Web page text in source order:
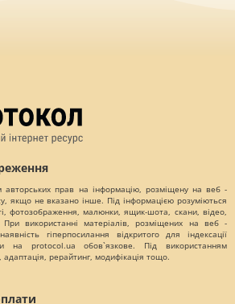
авторських прав на інформацію, розміщену на веб -
якщо не вказано інше. Під інформацією розуміються
фотозображення, малюнки, ящик-шота, скани, відео,
При використанні матеріалів, розміщених на веб -
гіперпосилання відкритого для індексації
на protocol.ua обов`язкове. Під використанням
адаптація, рерайтинг, модифікація тощо.